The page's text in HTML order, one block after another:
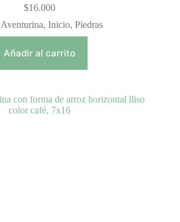
$16.000
Aventurina,Inicio,Piedras
Añadir al carrito